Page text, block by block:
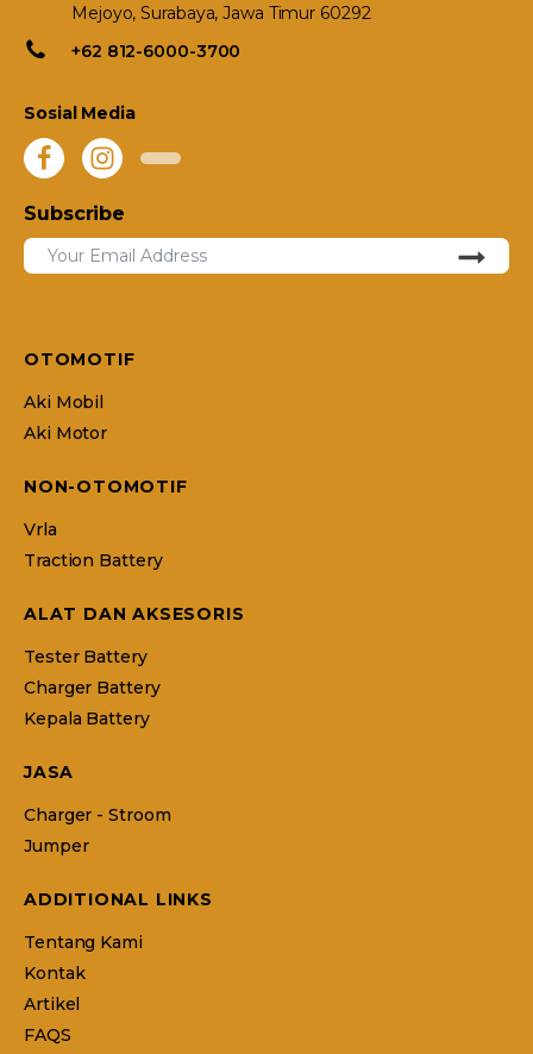
Mejoyo, Surabaya, Jawa Timur 60292
+62 812-6000-3700
Sosial Media
Subscribe
OTOMOTIF
Aki Mobil
Aki Motor
NON-OTOMOTIF
Vrla
Traction Battery
ALAT DAN AKSESORIS
Tester Battery
Charger Battery
Kepala Battery
JASA
Charger - Stroom
Jumper
ADDITIONAL LINKS
Tentang Kami
Kontak
Artikel
FAQS